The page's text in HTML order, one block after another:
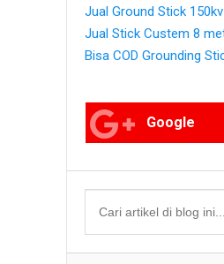
Jual Ground Stick
Jual Stick Custem 8
Bisa COD Grounding
Google